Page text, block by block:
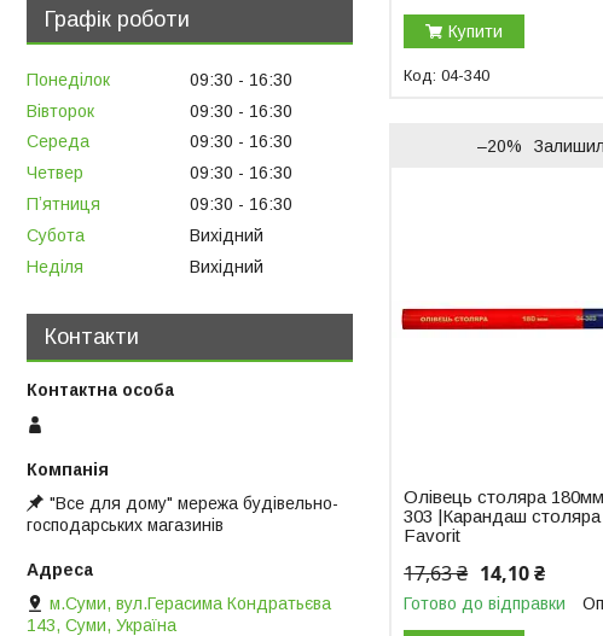
Купити
04-340
–20%
Олівець столяра
303 |Карандаш
Favorit
17,63 ₴ 14,10 ₴
Готово до відправки
Графік роботи
Понеділок 09:30
16:30
Вівторок
09:30
16:30
Середа
09:30
16:30
Четвер
09:30
16:30
Пʼятниця
09:30
16:30
Субота
Вихідний
Неділя
Вихідний
Контакти
"Все для дому" мережа будівельно-
господарських магазинів
м.Суми, вул.Герасима Кондратьєва
143, Суми, Україна